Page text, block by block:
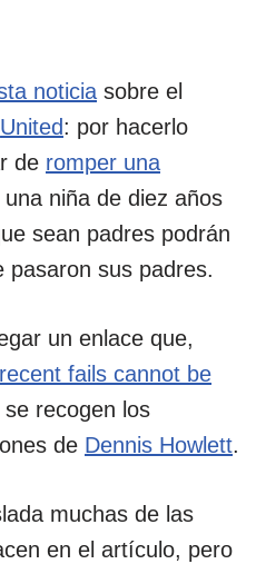
noticia sobre el
United: por hacerlo
de romper una
niña de diez años
sean padres podrán
pasaron sus padres.
un enlace que,
fails cannot be
se recogen los
de Dennis Howlett.
muchas de las
en el artículo, pero